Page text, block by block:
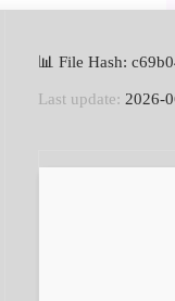
📊 File Hash:
Last update: 2026-